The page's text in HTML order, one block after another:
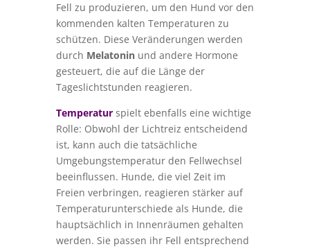
Fell zu produzieren, um den Hund vor den
kommenden kalten Temperaturen zu
schützen. Diese Veränderungen werden
durch Melatoninund andere Hormone
gesteuert, die auf die Länge der
Tageslichtstunden reagieren.
Temperaturspielt ebenfalls eine wichtige
Rolle: Obwohl der Lichtreiz entscheidend
ist, kann auch die tatsächliche
Umgebungstemperatur den Fellwechsel
beeinflussen. Hunde, die viel Zeit im
Freien verbringen, reagieren stärker auf
Temperaturunterschiede als Hunde, die
hauptsächlich in Innenräumen gehalten
werden. Sie passen ihr Fell entsprechend